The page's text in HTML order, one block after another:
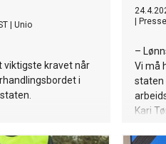
Unio
kravet når
i
–
Vi må
staten
Kari